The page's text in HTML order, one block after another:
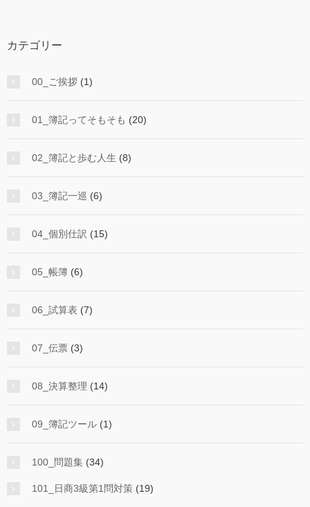
カテゴリー
00_ご挨拶 (1)
01_簿記ってそもそも (20)
02_簿記と歩む人生 (8)
03_簿記一巡 (6)
04_個別仕訳 (15)
05_帳簿 (6)
06_試算表 (7)
07_伝票 (3)
08_決算整理 (14)
09_簿記ツール (1)
100_問題集 (34)
101_日商3級第1問対策 (19)